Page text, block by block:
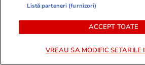
Sănătate și Fitness
„Am ajuns de râsul lumii.
12 ore într-o gardă la
Listă parteneri (furnizori)
ACCEPT TOATE
VREAU SA MODIFIC SETARILE